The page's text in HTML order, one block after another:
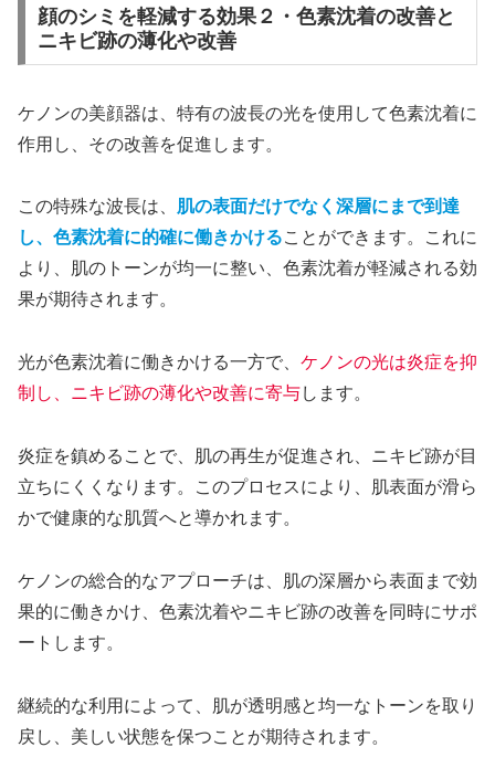
顔のシミを軽減する効果２・色素沈着の改善と
ニキビ跡の薄化や改善
ケノンの美顔器は、特有の波長の光を使用して色素沈着に
作用し、その改善を促進します。
この特殊な波長は、 肌の表面だけでなく深層にまで到達
し、色素沈着に的確に働きかけることができます。これに
より、肌のトーンが均一に整い、色素沈着が軽減される効
果が期待されます。
光が色素沈着に働きかける一方で、 ケノンの光は炎症を抑
制し、ニキビ跡の薄化や改善に寄与します。
炎症を鎮めることで、肌の再生が促進され、ニキビ跡が目
立ちにくくなります。このプロセスにより、肌表面が滑ら
かで健康的な肌質へと導かれます。
ケノンの総合的なアプローチは、肌の深層から表面まで効
果的に働きかけ、色素沈着やニキビ跡の改善を同時にサポ
ートします。
継続的な利用によって、肌が透明感と均一なトーンを取り
戻し、美しい状態を保つことが期待されます。